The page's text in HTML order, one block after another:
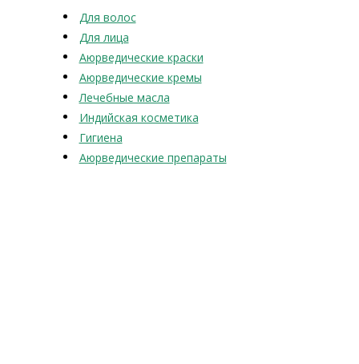
Для волос
Для лица
Аюрведические краски
Аюрведические кремы
Лечебные масла
Индийская косметика
Гигиена
Аюрведические препараты